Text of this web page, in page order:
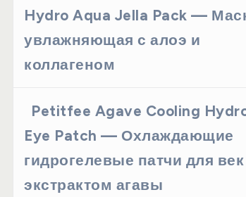
Hydro Aqua Jella Pack —
увлажняющая с алоэ и
коллагеном
Petitfee Agave Cooling
Eye Patch — Охлаждающие
гидрогелевые патчи для век
экстрактом агавы